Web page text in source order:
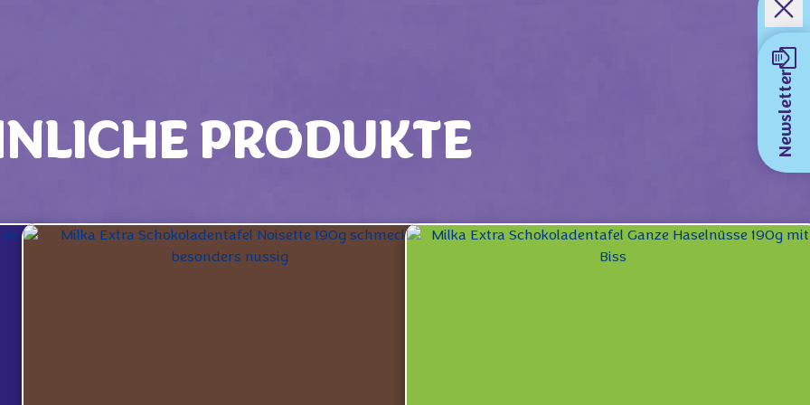
Newsletter
PRODUKTE